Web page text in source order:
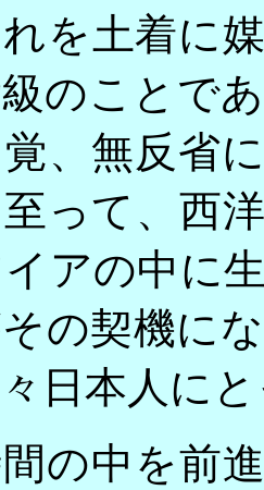
を土着に
のことで
、無反省
って、西
アの中に
の契機に
日本人に
間の中を前